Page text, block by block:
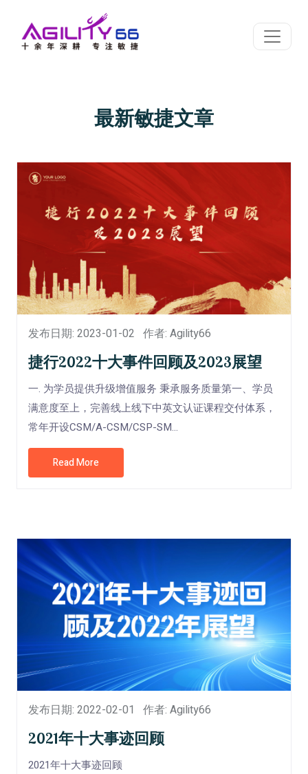
最新敏捷文章
发布日期: 2023-01-02 作者: Agility66
捷行2022十大事件回顾及2023展望
一. 为学员提供升级增值服务 秉承服务质量第一、学员
满意度至上，完善线上线下中英文认证课程交付体系，
常年开设CSM/A-CSM/CSP-SM...
Read More
发布日期: 2022-02-01 作者: Agility66
2021年十大事迹回顾
2021年十大事迹回顾